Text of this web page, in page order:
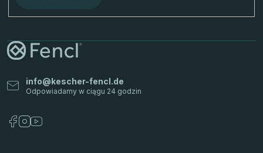
info@kescher-fencl.de